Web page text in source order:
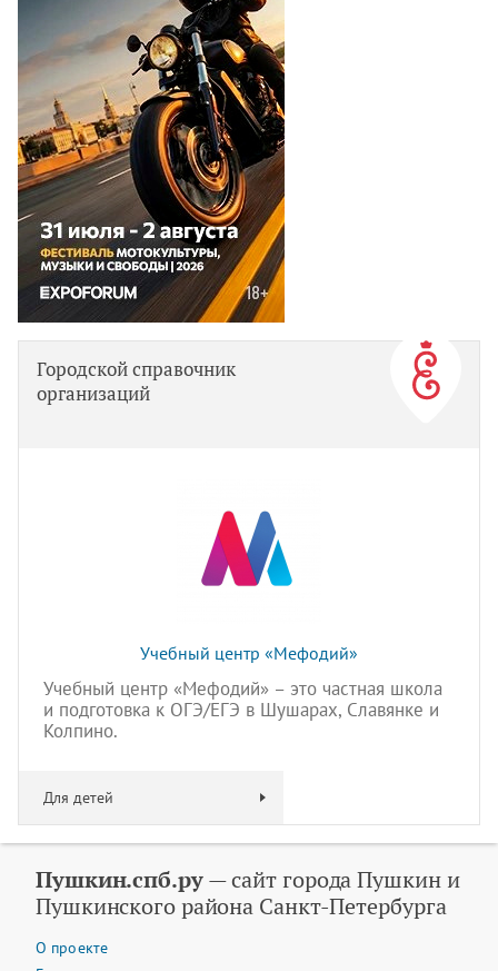
Городской справочник
организаций
Учебный центр «Мефодий»
Учебный центр «Мефодий» – это частная школа
и подготовка к ОГЭ/ЕГЭ в Шушарах, Славянке и
Колпино.
Для детей
Пушкин.спб.ру— сайт города Пушкин и
Пушкинского района Санкт-Петербурга
О проекте